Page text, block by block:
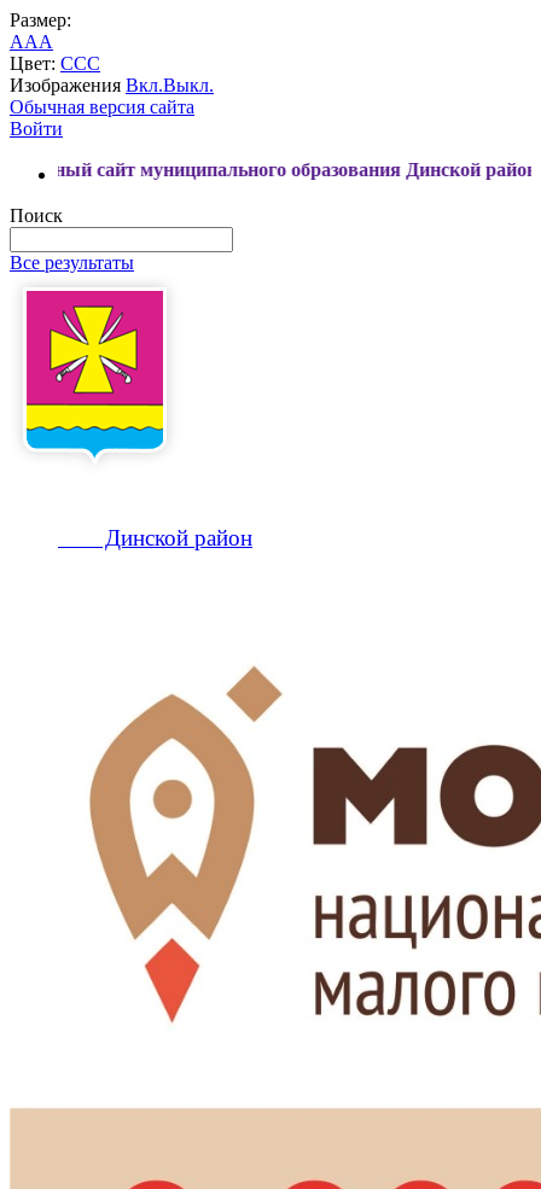
Размер:
AAA
Цвет: CCC
Изображения Вкл.Выкл.
Обычная версия сайта
Войти
муниципального образования Динской район
Поиск
Все результаты
Динской район